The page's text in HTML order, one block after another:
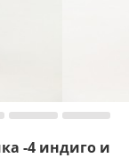
-4 индиго и